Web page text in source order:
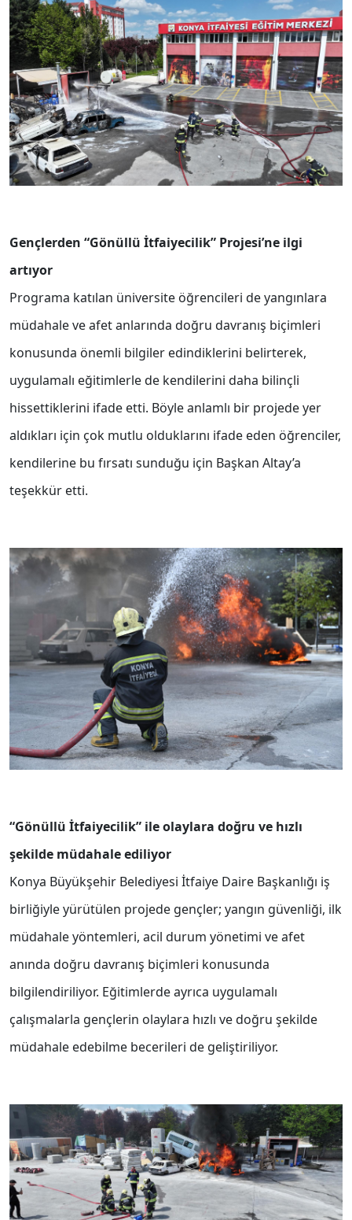
Gençlerden “Gönüllü İtfaiyecilik” Projesi’ne ilgi
artıyor
Programa katılan üniversite öğrencileri de yangınlara
müdahale ve afet anlarında doğru davranış biçimleri
konusunda önemli bilgiler edindiklerini belirterek,
uygulamalı eğitimlerle de kendilerini daha bilinçli
hissettiklerini ifade etti. Böyle anlamlı bir projede yer
aldıkları için çok mutlu olduklarını ifade eden öğrenciler,
kendilerine bu fırsatı sunduğu için Başkan Altay’a
teşekkür etti.
“Gönüllü İtfaiyecilik” ile olaylara doğru ve hızlı
şekilde müdahale ediliyor
Konya Büyükşehir Belediyesi İtfaiye Daire Başkanlığı iş
birliğiyle yürütülen projede gençler; yangın güvenliği, ilk
müdahale yöntemleri, acil durum yönetimi ve afet
anında doğru davranış biçimleri konusunda
bilgilendiriliyor. Eğitimlerde ayrıca uygulamalı
çalışmalarla gençlerin olaylara hızlı ve doğru şekilde
müdahale edebilme becerileri de geliştiriliyor.